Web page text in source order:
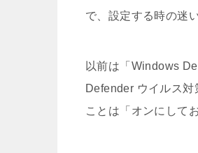
で、設定する時の迷
以前は「Windows
Defender ウイルス
ことは「オンにして